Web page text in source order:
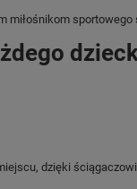
miłośnikom sportowego
dzięki